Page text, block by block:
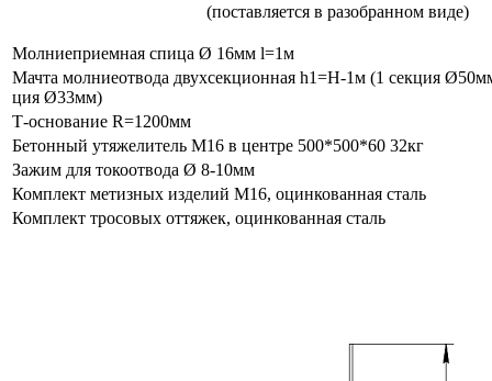
(поставляется в разобранном виде)
Молниеприемная спица Ø 16мм l=1м
Мачта молниеотвода двухсекционная h1=H-1м (1 секция
ция Ø33мм)
Т-основание R=1200мм
Бетонный утяжелитель М16 в центре 500*500*60 32кг
Зажим для токоотвода Ø 8-10мм
Комплект метизных изделий М16, оцинкованная сталь
Комплект тросовых оттяжек, оцинкованная сталь